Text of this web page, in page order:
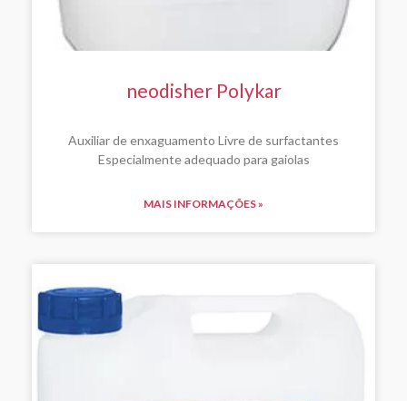
neodisher Polykar
Auxiliar de enxaguamento Livre de surfactantes
Especialmente adequado para gaiolas
MAIS INFORMAÇÕES »